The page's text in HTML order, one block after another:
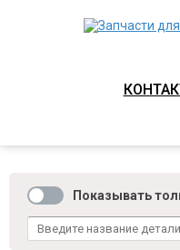
Показывать